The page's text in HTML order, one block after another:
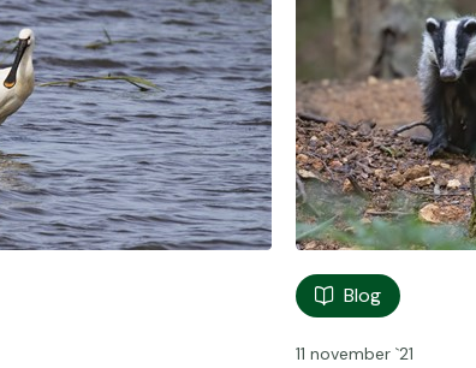
Blog
11 november `21